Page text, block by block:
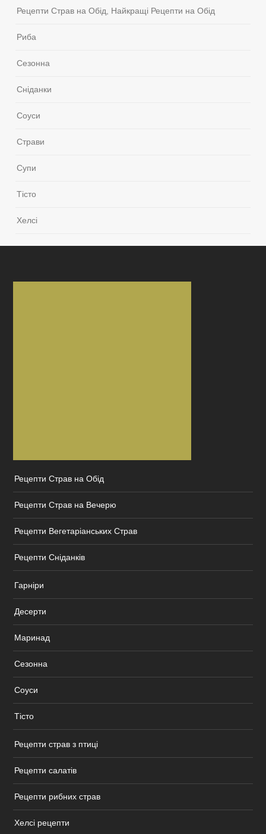
Рецепти Страв на Обід, Найкращі Рецепти на Обід
Риба
Сезонна
Сніданки
Соуси
Страви
Супи
Тісто
Хелсі
Рецепти Страв на Обід
Рецепти Страв на Вечерю
Рецепти Вегетаріанських Страв
Рецепти Сніданків
Гарніри
Десерти
Маринад
Сезонна
Соуси
Тісто
Рецепти страв з птиці
Рецепти салатів
Рецепти рибних страв
Хелсі рецепти